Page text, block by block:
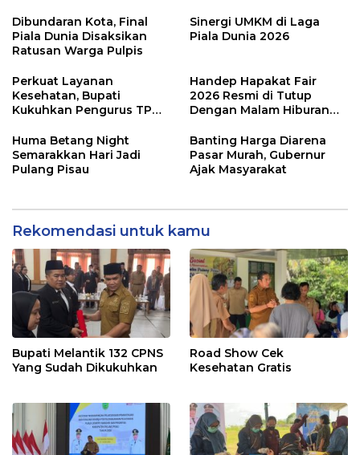
Dibundaran Kota, Final
Piala Dunia Disaksikan
Ratusan Warga Pulpis
Sinergi UMKM di Laga
Piala Dunia 2026
Perkuat Layanan
Kesehatan, Bupati
Kukuhkan Pengurus TP
Handep Hapakat Fair
2026 Resmi di Tutup
Dengan Malam Hiburan
Huma Betang Night
Semarakkan Hari Jadi
Pulang Pisau
Banting Harga Diarena
Pasar Murah, Gubernur
Ajak Masyarakat
Rekomendasi untuk kamu
Bupati Melantik 132 CPNS
Yang Sudah Dikukuhkan
Road Show Cek
Kesehatan Gratis